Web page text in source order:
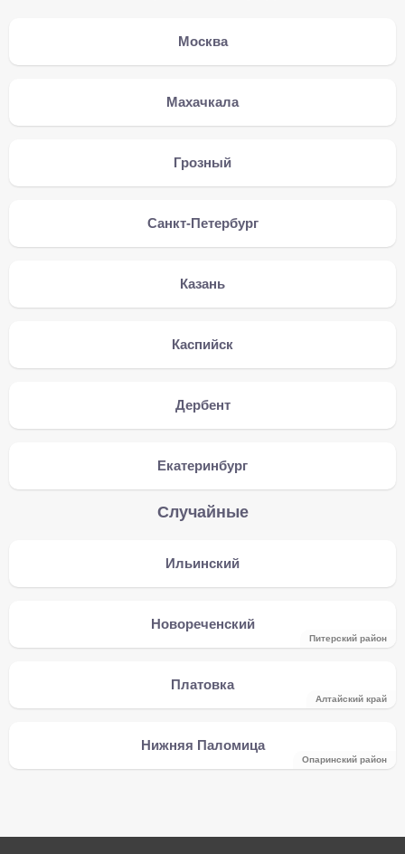
Москва
Махачкала
Грозный
Санкт-Петербург
Казань
Каспийск
Дербент
Екатеринбург
Случайные
Ильинский
Новореченский
Питерский район
Платовка
Алтайский край
Нижняя Паломица
Опаринский район